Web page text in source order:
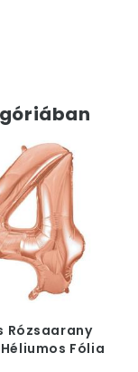
Rózsaarany
Fólia